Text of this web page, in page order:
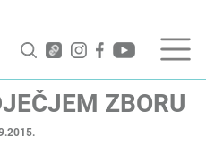
ZBORU